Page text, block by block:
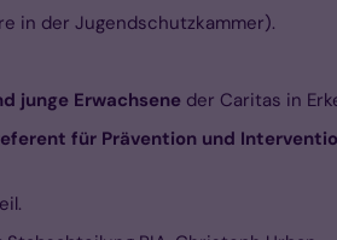
in der Jugendschutzkammer).
junge Erwachsene der Caritas in
für Prävention und